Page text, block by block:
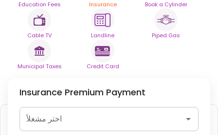
مدعوم بواسطة
Education Fees Insurance Book a Cylinder
Cable TV Landline Piped Gas
Municipal Taxes Credit Card
Insurance Premium Payment
اختر مشغلاً
دفع قسط التأمين